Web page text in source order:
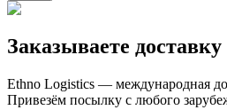
Заказываете
Ethno Logistics — международная
Привезём посылку с любого